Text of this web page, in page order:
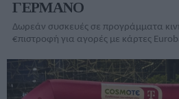
ΓΕΡΜΑΝΟ
Δωρεάν συσκευές σε προγράμματα
€πιστροφή για αγορές με κάρτες